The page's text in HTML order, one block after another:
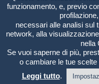
+39 035 0401950
C.F.
funzionamento, e, previo
necessari alle analisi sul
network, alla
nella
Se vuoi saperne di più,
o cambiare le tue
Leggi tutto.